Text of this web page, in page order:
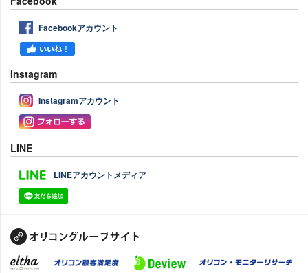
Facebookアカウント
Instagram
Instagramアカウント
LINE
LINEアカウントメディア